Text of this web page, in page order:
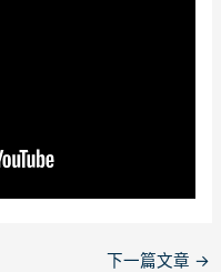
下一篇文章 →